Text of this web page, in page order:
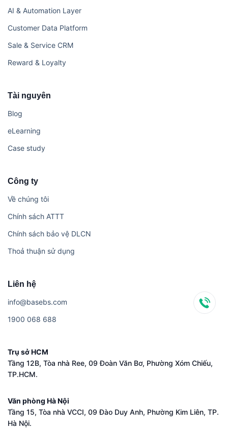
AI & Automation Layer
Customer Data Platform
Sale & Service CRM
Reward & Loyalty
Tài nguyên
Blog
eLearning
Case study
Công ty
Về chúng tôi
Chính sách ATTT
Chính sách bảo vệ DLCN
Thoả thuận sử dụng
Liên hệ
i​n​f​o​@​b​a​s​e​b​s​.​c​o​m
1​9​0​0​ ​0​6​8​ ​6​8​8
Trụ sở HCM
Tầng 12B, Tòa nhà Ree, 09 Đoàn Văn Bơ, Phường Xóm Chiếu,
TP.HCM.
Văn phòng Hà Nội
Tầng 15, Tòa nhà VCCI, 09 Đào Duy Anh, Phường Kim Liên, TP.
Hà Nội.